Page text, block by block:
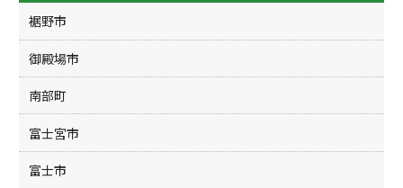
裾野市
御殿場市
南部町
富士宮市
富士市